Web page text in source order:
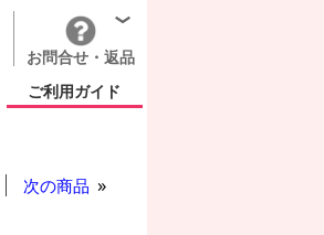
お問合せ・返品
ご利用ガイド
次の商品